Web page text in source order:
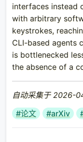
interfaces instead
with arbitrary
keystrokes,
CLI-based agents
is bottlenecked
the absence of a
自动采集于 2026-
#论文
#arXiv